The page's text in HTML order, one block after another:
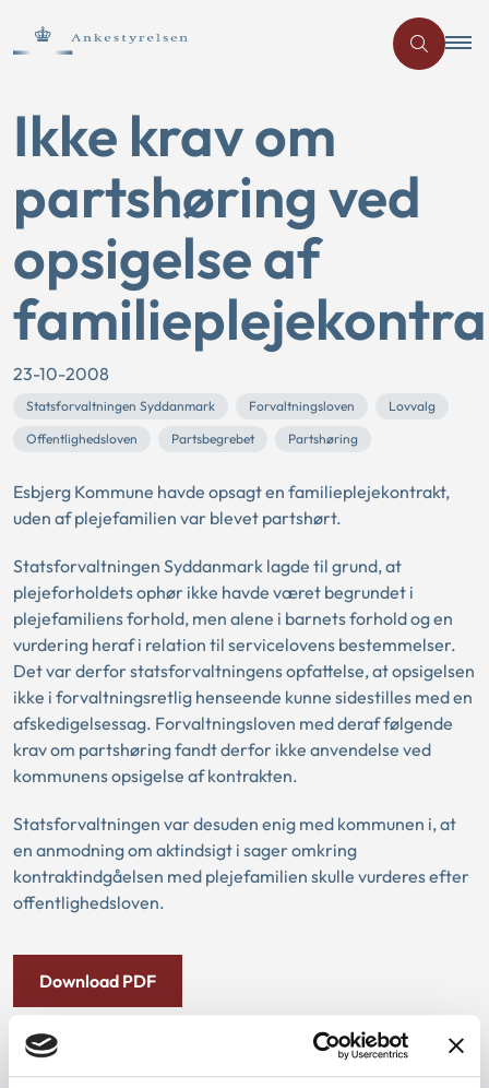
Ikke krav om
partshøring ved
opsigelse af
23-10-2008
Statsforvaltningen Syddanmark Forvaltningsloven
Lovvalg
Offentlighedsloven
Partsbegrebet Partshøring
Esbjerg Kommune havde opsagt en familieplejekontrakt,
uden af plejefamilien var blevet partshørt.
Statsforvaltningen Syddanmark lagde til grund, at
plejeforholdets ophør ikke havde været begrundet i
plejefamiliens forhold, men alene i barnets forhold og en
vurdering heraf i relation til servicelovens bestemmelser.
Det var derfor statsforvaltningens opfattelse, at opsigelsen
ikke i forvaltningsretlig henseende kunne sidestilles med en
afskedigelsessag. Forvaltningsloven med deraf følgende
krav om partshøring fandt derfor ikke anvendelse ved
kommunens opsigelse af kontrakten.
Statsforvaltningen var desuden enig med kommunen i, at
en anmodning om aktindsigt i sager omkring
kontraktindgåelsen med plejefamilien skulle vurderes efter
offentlighedsloven.
Download PDF